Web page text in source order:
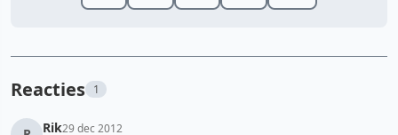
Reacties 1
Rik29 dec 2012